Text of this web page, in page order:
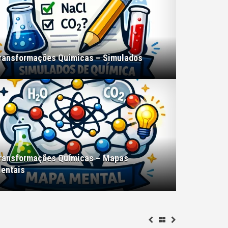
Químicas – Simulados
Químicas – Mapas